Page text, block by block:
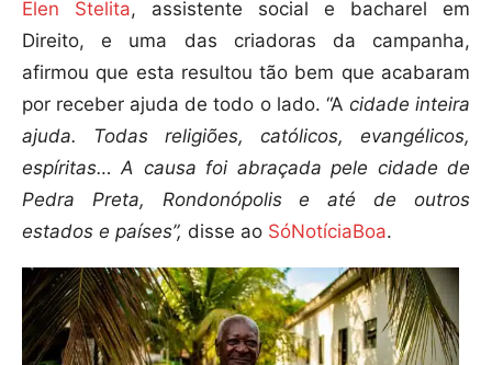
Elen Stelita, assistente social e bacharel em
Direito, e uma das criadoras da campanha,
afirmou que esta resultou tão bem que acabaram
por receber ajuda de todo o lado. “A cidade inteira
ajuda. Todas religiões, católicos, evangélicos,
espíritas… A causa foi abraçada pele cidade de
Pedra Preta, Rondonópolis e até de outros
estados e países”, disse ao SóNotíciaBoa.